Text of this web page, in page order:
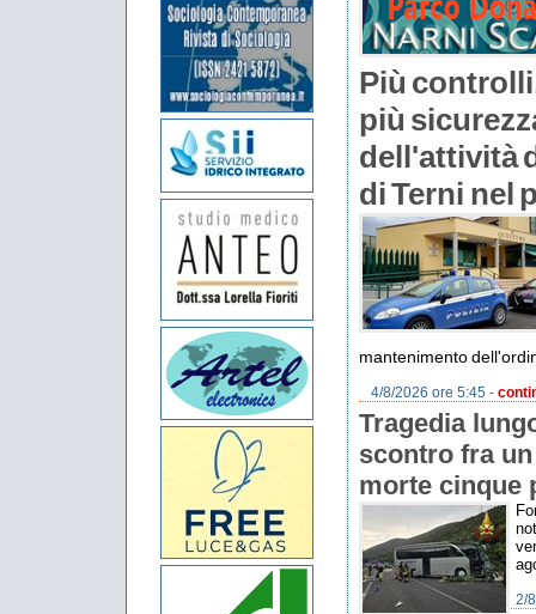
Più
più
dell'attività
di Terni nel
mantenimento
4/8/2026 ore 5:45 -
Tragedia
scontro fra
morte cinque
2/